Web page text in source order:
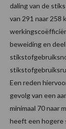
daling van de
van 291 naar 258
beweiding en
Een reden
gevolg van een
minimaal 70 naar
heeft een hogere